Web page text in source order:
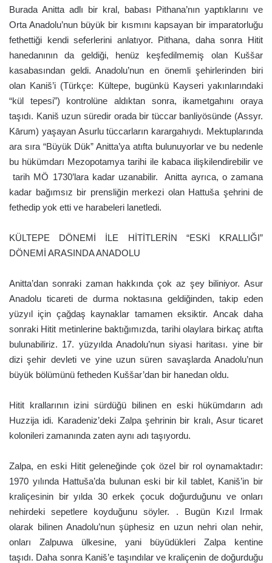
Burada Anitta adlı bir kral, babası Pithana’nın yaptıklarını ve
Orta Anadolu’nun büyük bir kısmını kapsayan bir imparatorluğu
fethettiği kendi seferlerini anlatıyor. Pithana, daha sonra Hitit
hanedanının da geldiği, henüz keşfedilmemiş olan Kuššar
kasabasından geldi. Anadolu’nun en önemli şehirlerinden biri
olan Kaniš’i (Türkçe: Kültepe, bugünkü Kayseri yakınlarındaki
“kül tepesi”) kontrolüne aldıktan sonra, ikametgahını oraya
taşıdı. Kaniš uzun süredir orada bir tüccar banliyösünde (Assyr.
Kārum) yaşayan Asurlu tüccarların karargahıydı. Mektuplarında
ara sıra “Büyük Dük” Anitta’ya atıfta bulunuyorlar ve bu nedenle
bu hükümdarı Mezopotamya tarihi ile kabaca ilişkilendirebilir ve
tarih MÖ 1730’lara kadar uzanabilir. Anitta ayrıca, o zamana
kadar bağımsız bir prensliğin merkezi olan Hattuša şehrini de
fethedip yok etti ve harabeleri lanetledi.
KÜLTEPE DÖNEMİ İLE HİTİTLERİN “ESKİ KRALLIĞI”
DÖNEMİ ARASINDA ANADOLU
Anitta’dan sonraki zaman hakkında çok az şey biliniyor. Asur
Anadolu ticareti de durma noktasına geldiğinden, takip eden
yüzyıl için çağdaş kaynaklar tamamen eksiktir. Ancak daha
sonraki Hitit metinlerine baktığımızda, tarihi olaylara birkaç atıfta
bulunabiliriz. 17. yüzyılda Anadolu’nun siyasi haritası. yine bir
dizi şehir devleti ve yine uzun süren savaşlarda Anadolu’nun
büyük bölümünü fetheden Kuššar’dan bir hanedan oldu.
Hitit krallarının izini sürdüğü bilinen en eski hükümdarın adı
Huzzija idi. Karadeniz’deki Zalpa şehrinin bir kralı, Asur ticaret
kolonileri zamanında zaten aynı adı taşıyordu.
Zalpa, en eski Hitit geleneğinde çok özel bir rol oynamaktadır:
1970 yılında Hattuša’da bulunan eski bir kil tablet, Kaniš’in bir
kraliçesinin bir yılda 30 erkek çocuk doğurduğunu ve onları
nehirdeki sepetlere koyduğunu söyler. . Bugün Kızıl Irmak
olarak bilinen Anadolu’nun şüphesiz en uzun nehri olan nehir,
onları Zalpuwa ülkesine, yani büyüdükleri Zalpa kentine
taşıdı. Daha sonra Kaniš’e taşındılar ve kraliçenin de doğurduğu